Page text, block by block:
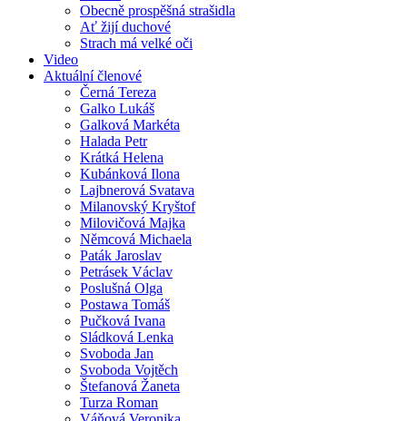
Obecně prospěšná strašidla
Ať žijí duchové
Strach má velké oči
Video
Aktuální členové
Černá Tereza
Galko Lukáš
Galková Markéta
Halada Petr
Krátká Helena
Kubánková Ilona
Lajbnerová Svatava
Milanovský Kryštof
Milovičová Majka
Němcová Michaela
Paták Jaroslav
Petrásek Václav
Poslušná Olga
Postawa Tomáš
Pučková Ivana
Sládková Lenka
Svoboda Jan
Svoboda Vojtěch
Štefanová Žaneta
Turza Roman